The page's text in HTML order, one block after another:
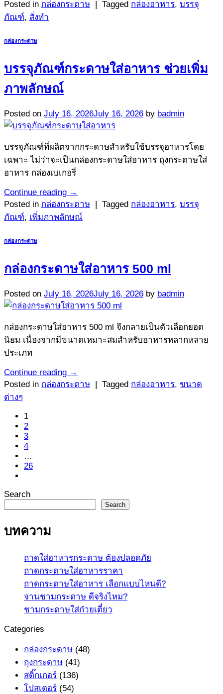
Posted in กล่องกระดาษ | Tagged กล่องอาหาร, บรรจุ
ภัณฑ์, สั่งทำ
กล่องกระดาษ
บรรจุภัณฑ์กระดาษใส่อาหาร ช่วยเพิ่ม
ภาพลักษณ์
Posted on July 16, 2026July 16, 2026 by badmin
บรรจุภัณฑ์ที่ผลิตจากกระดาษสำหรับใช้บรรจุอาหารโดย
เฉพาะ ไม่ว่าจะเป็นกล่องกระดาษใส่อาหาร ถุงกระดาษใส่
อาหาร กล่องเบเกอรี่
Continue reading →
Posted in กล่องกระดาษ | Tagged กล่องอาหาร, บรรจุ
ภัณฑ์, เพิ่มภาพลักษณ์
กล่องกระดาษ
กล่องกระดาษใส่อาหาร 500 ml
Posted on July 16, 2026July 16, 2026 by badmin
กล่องกระดาษใส่อาหาร 500 ml จึงกลายเป็นตัวเลือกยอด
นิยม เนื่องจากมีขนาดเหมาะสมสำหรับอาหารหลากหลาย
ประเภท
Continue reading →
Posted in กล่องกระดาษ | Tagged กล่องอาหาร, ขนาด
ต่างๆ
1
2
3
4
…
26
Search
Search
บทความ
ถาดใส่อาหารกระดาษ ต้องปลอดภัย
ถาดกระดาษใส่อาหารราคา
ถาดกระดาษใส่อาหาร เลือกแบบไหนดี?
จานชามกระดาษ ดีจริงไหม?
ชามกระดาษใส่ก๋วยเตี๋ยว
Categories
กล่องกระดาษ (48)
ถุงกระดาษ (41)
สติ๊กเกอร์ (136)
โปสเตอร์ (54)